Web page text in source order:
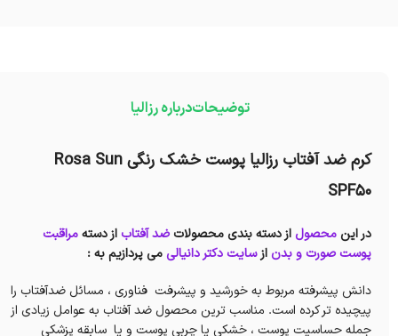
توضیحاتدرباره رزالیا
کرم ضد آفتاب رزالیا پوست خشک رنگی Rosa Sun
SPF50
در این محصول از دسته بندی محصولات ضد آفتاب از دستهمراقبت
پوست صورت و بدن ازسایت دکتر دانیالیمی پردازیم به :
دانش پیشرفته مربوط به خورشید و پیشرفت فناوری ، مسائل ضدآفتاب را
پیچیده تر کرده است. مناسب ترین محصول ضد آفتاب به عوامل زیادی از
جمله حساسیت پوست ، خشکی یا چربی پوست و یا سابقه پزشکی